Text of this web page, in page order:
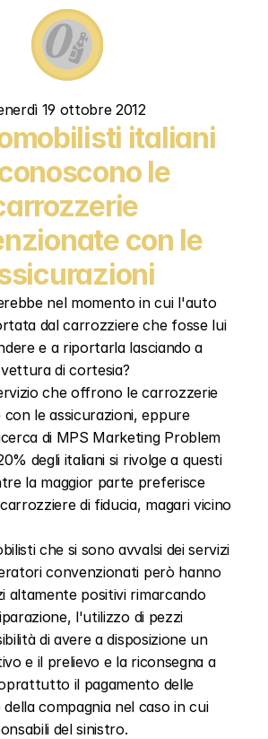
19 ottobre 2012
italiani
le
con le
nel momento in cui l'auto
dal carrozziere che fosse lui
e a riportarla lasciando a
di cortesia?
che offrono le carrozzerie
le assicurazioni, eppure
di MPS Marketing Problem
degli italiani si rivolge a questi
la maggior parte preferisce
di fiducia, magari vicino
che si sono avvalsi dei servizi
convenzionati però hanno
altamente positivi rimarcando
l'utilizzo di pezzi
di avere a disposizione un
e il prelievo e la riconsegna a
il pagamento delle
compagnia nel caso in cui
del sinistro.